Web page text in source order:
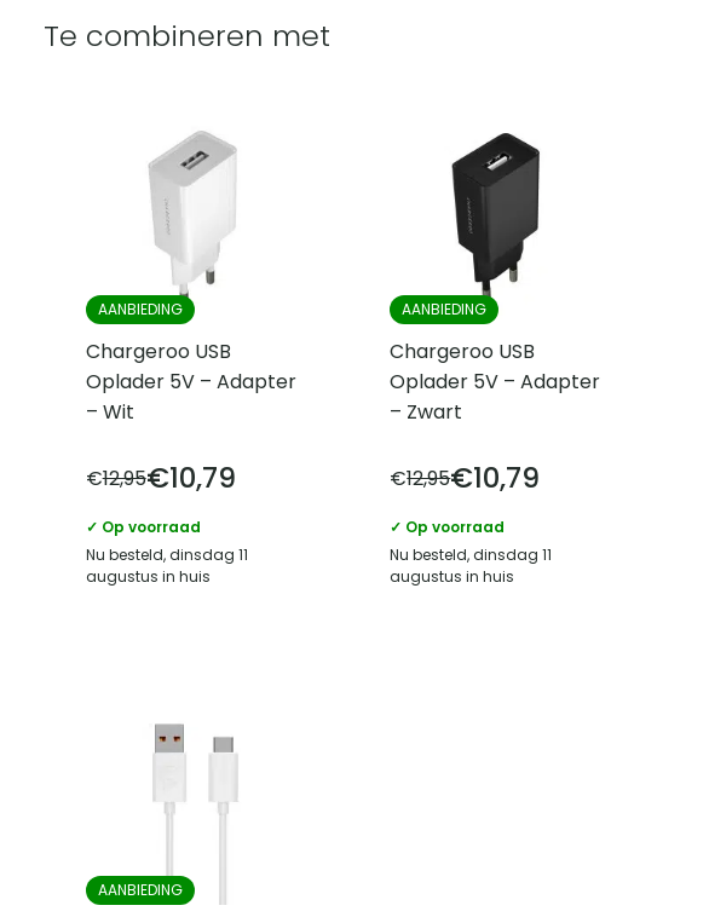
Te combineren met
AANBIEDING
Chargeroo USB
Oplader 5V – Adapter
– Wit
€12,95€10,79
✓ Op voorraad
Nu besteld, dinsdag 11
augustus in huis
AANBIEDING
Chargeroo USB
Oplader 5V – Adapter
– Zwart
€12,95€10,79
✓ Op voorraad
Nu besteld, dinsdag 11
augustus in huis
AANBIEDING